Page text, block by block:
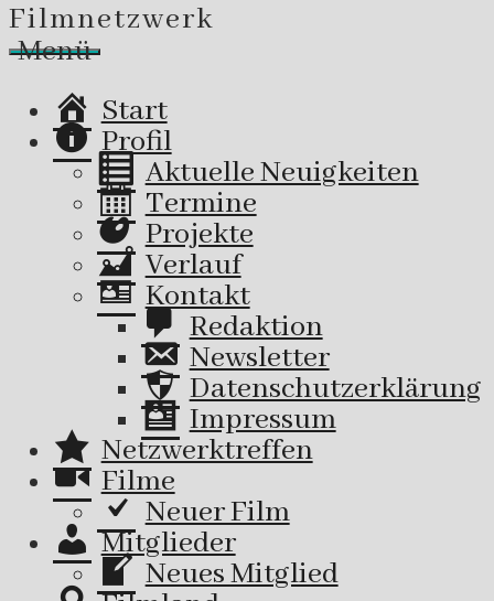
Filmnetzwerk
Menü
Start
Profil
Aktuelle Neuigkeiten
Termine
Projekte
Verlauf
Kontakt
Redaktion
Newsletter
Datenschutzerklärung
Impressum
Netzwerktreffen
Filme
Neuer Film
Mitglieder
Neues Mitglied